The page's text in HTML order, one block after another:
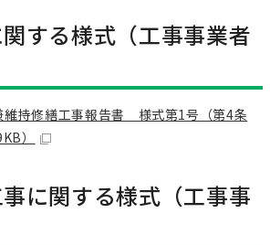
する様式（工事事業者
維持修繕工事報告書 様式第1号（第4条
）
に関する様式（工事事